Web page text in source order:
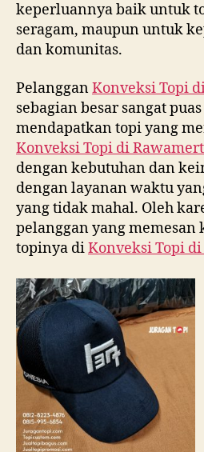
keperluannya baik untuk
seragam, maupun untuk
dan komunitas.
PelangganKonveksi Topi
sebagian besar sangat
mendapatkan topi yang
Konveksi Topi di
dengan kebutuhan dan
dengan layanan waktu
yang tidak mahal. Oleh
pelanggan yang
topinya diKonveksi Topi di